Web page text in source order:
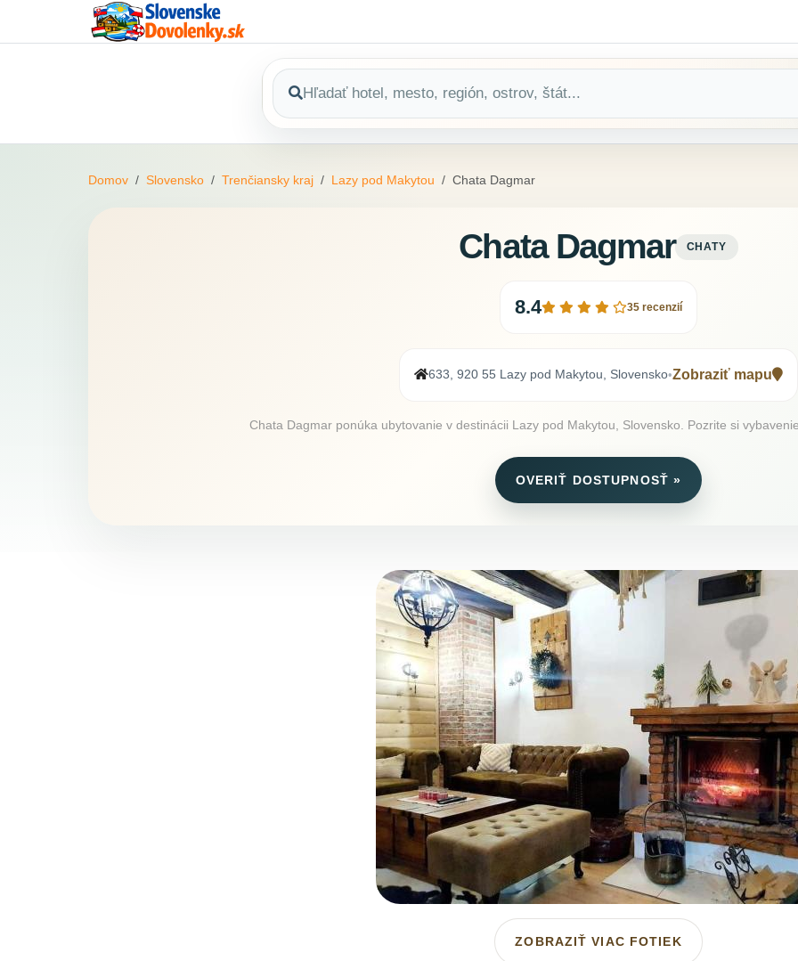
Domov Slovensko Trenčiansky kraj Lazy pod Makytou Chata Dagmar
Chata Dagmar CHATY
8.4 35 recenzií
633, 920 55 Lazy pod Makytou, Slovensko•Zobraziť mapu
Chata Dagmar ponúka ubytovanie v destinácii Lazy pod Makytou, Slovensko. Pozrite si
OVERIŤ DOSTUPNOSŤ »
ZOBRAZIŤ VIAC FOTIEK